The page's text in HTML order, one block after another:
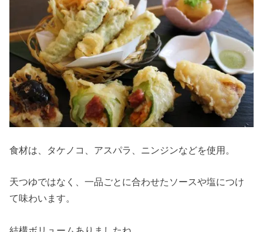
食材は、タケノコ、アスパラ、ニンジンなどを使用。
天つゆではなく、一品ごとに合わせたソースや塩につけ
て味わいます。